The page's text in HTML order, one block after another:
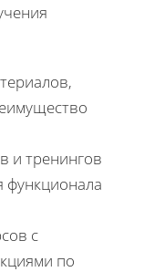
и тренингов
функционала
с
по